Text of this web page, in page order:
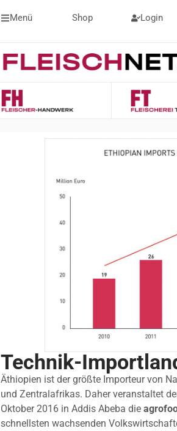
Menü Shop Login
Technik-
Äthiopien ist der größte Importeur von
und Zentralafrikas. Daher veranstaltet
Oktober 2016 in Addis Abeba die
schnellsten wachsenden